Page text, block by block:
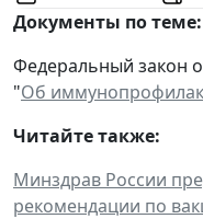
Документы по теме:
Федеральный закон
"Об
Читайте также:
Минздрав России
рекомендации по